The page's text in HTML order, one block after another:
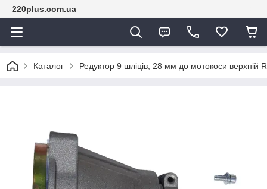
220plus.com.ua
Каталог Редуктор 9 шліців, 28 мм до мотокоси верхній